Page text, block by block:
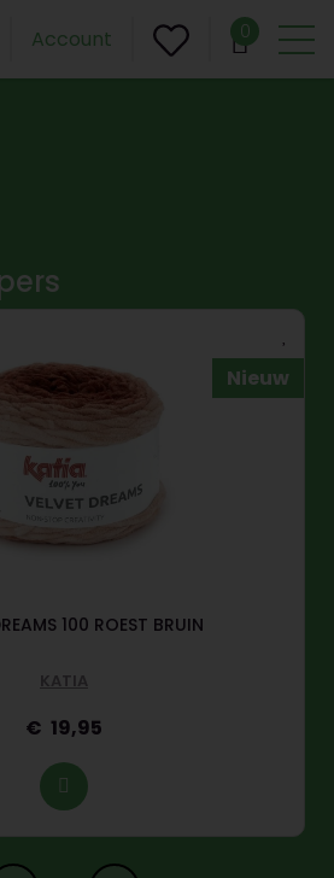
Account 0
Nieuw
100 ROEST BRUIN
KATIA
19,95